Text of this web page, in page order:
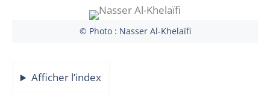
© Photo : Nasser Al-Khelaïfi
Afficher l’index